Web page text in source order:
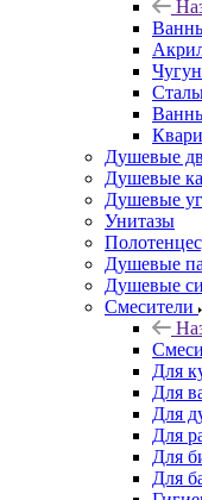
Душевые
Душевые
Душевые
Унитазы
Душевые
Душевые
Смесители
Для
Для
Для
Для
Для
Для